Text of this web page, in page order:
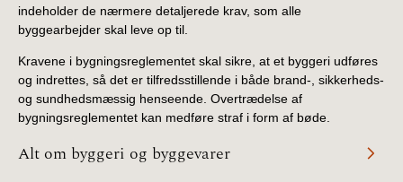
indeholder de nærmere detaljerede krav, som alle
byggearbejder skal leve op til.
Kravene i bygningsreglementet skal sikre, at et byggeri udføres
og indrettes, så det er tilfredsstillende i både brand-, sikkerheds-
og sundhedsmæssig henseende. Overtrædelse af
bygningsreglementet kan medføre straf i form af bøde.
Alt om byggeri og byggevarer